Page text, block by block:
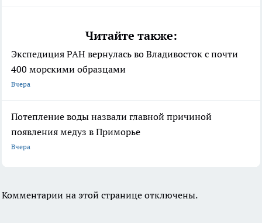
Читайте также:
Экспедиция РАН вернулась во Владивосток с почти
400 морскими образцами
Вчера
Потепление воды назвали главной причиной
появления медуз в Приморье
Вчера
Комментарии на этой странице отключены.